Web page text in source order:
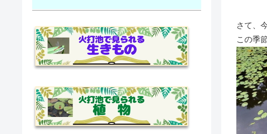
さて、
この季